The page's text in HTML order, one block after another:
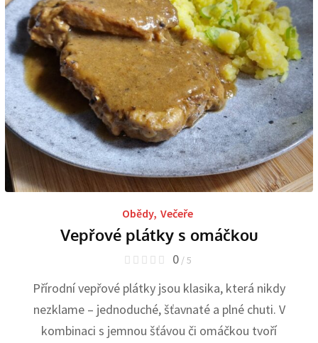
Obědy, Večeře
Vepřové plátky s omáčkou
0 / 5
Přírodní vepřové plátky jsou klasika, která nikdy
nezklame – jednoduché, šťavnaté a plné chuti. V
kombinaci s jemnou šťávou či omáčkou tvoří